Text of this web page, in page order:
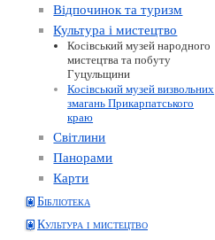
Відпочинок та туризм
Культура і мистецтво
Косівський музей народного
мистецтва та побуту
Гуцульщини
Косівський музей визвольних
змагань Прикарпатського
краю
Світлини
Панорами
Карти
Бібліотека
Культура і мистецтво